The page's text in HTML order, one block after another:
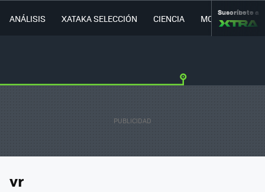
ANÁLISIS XATAKA SELECCIÓN CIENCIA MOVILIDAD
Suscríbete a
vr